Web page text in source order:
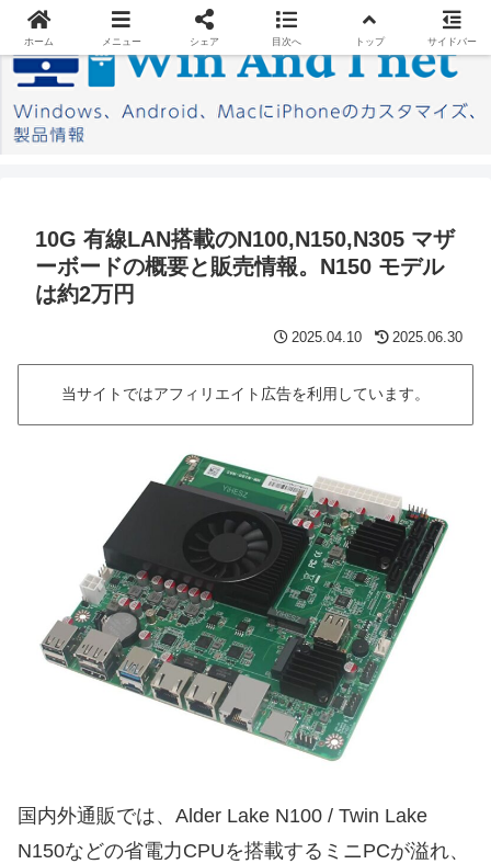
10G 有線LAN搭載のN100,N150,N305 マザ
ーボードの概要と販売情報。N150 モデル
は約2万円
2025.04.10 2025.06.30
当サイトではアフィリエイト広告を利用しています。
国内外通販では、Alder Lake N100 / Twin Lake
N150などの省電力CPUを搭載するミニPCが溢れ、
ホーム メニュー シェア 目次へ トップ サイドバー